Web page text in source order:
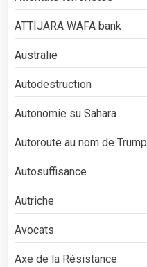
ATTIJARA WAFA bank
Australie
Autodestruction
Autonomie su Sahara
Autoroute au nom de Trump
Autosuffisance
Autriche
Avocats
Axe de la Résistance